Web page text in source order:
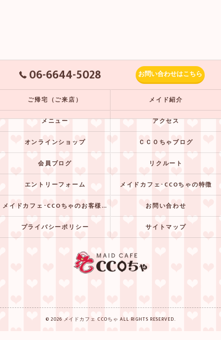
06-6644-5028 お問い合わせはこちら
ご帰宅（ご来店） メイド紹介
メニュー アクセス
オンラインショップ ＣＣＯちゃブログ
会員ブログ リクルート
エントリーフォーム メイドカフェ･CCOちゃの特徴
メイドカフェ･CCOちゃのお客様の声 お問い合わせ
プライバシーポリシー サイトマップ
© 2026 メイドカフェ CCOちゃ ALL RIGHTS RESERVED.